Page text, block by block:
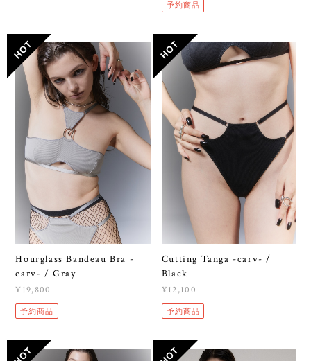
予約商品
Hourglass Bandeau Bra -
carv- / Gray
¥19,800
予約商品
Cutting Tanga -carv- /
Black
¥12,100
予約商品